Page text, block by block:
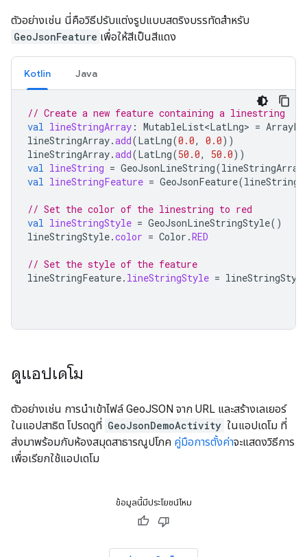
ตัวอย่างเช่น นี่คือวิธีปรับแต่งรูปแบบสตริงบรรทัดสำหรับ
GeoJsonFeature เพื่อให้สีเป็นสีแดง
Kotlin Java
// Create a new feature containing a linestring
val lineStringArray : MutableList<LatLng> =
lineStringArray.add(LatLng(0.0, 0.0))
lineStringArray.add(LatLng(50.0, 50.0))
val lineString = GeoJsonLineString(lineStringArray
val lineStringFeature = GeoJsonFeature(lineString
// Set the color of the linestring to red
val lineStringStyle = GeoJsonLineStringStyle()
lineStringStyle.color = Color .RED
// Set the style of the feature
lineStringFeature. lineStringStyle = lineStringStyle
ดูแอปเดโม
ตัวอย่างเช่น การนำเข้าไฟล์ GeoJSON จาก URL และสร้างเลเยอร์
ในแอปสาธิต โปรดดูที่ GeoJsonDemoActivity ในแอปเดโม ที่
ส่งมาพร้อมกับห้องสมุดสาธารณูปโภค คู่มือการตั้งค่าจะแสดงวิธีการ
เพื่อเรียกใช้แอปเดโม
ข้อมูลนี้มีประโยชน์ไหม